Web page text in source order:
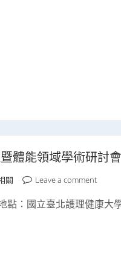
體能領域學術研討會
關 Leave a comment
點：國立臺北護理健康大